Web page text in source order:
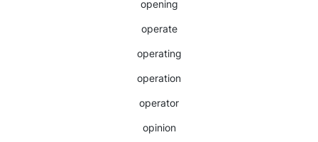
opening
operate
operating
operation
operator
opinion